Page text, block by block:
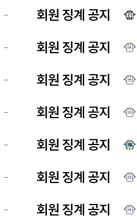
- 회원 징계 공지
- 회원 징계 공지
- 회원 징계 공지
- 회원 징계 공지
- 회원 징계 공지
- 회원 징계 공지
- 회원 징계 공지